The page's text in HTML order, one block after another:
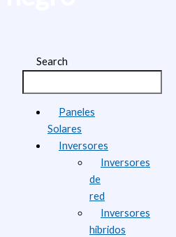
Search
Paneles
Solares
Inversores
Inversores
de
red
Inversores
híbridos